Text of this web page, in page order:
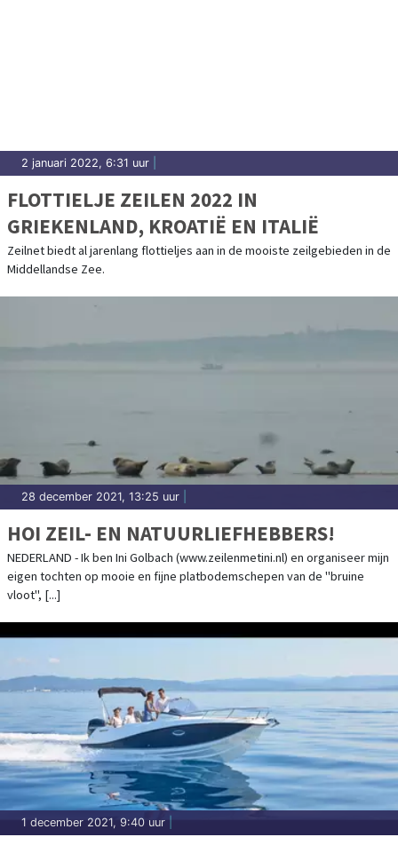
2 januari 2022, 6:31 uur
FLOTTIELJE ZEILEN 2022 IN
GRIEKENLAND, KROATIË EN ITALIË
Zeilnet biedt al jarenlang flottieljes aan in de mooiste zeilgebieden in de
Middellandse Zee.
28 december 2021, 13:25 uur
HOI ZEIL- EN NATUURLIEFHEBBERS!
NEDERLAND - Ik ben Ini Golbach (www.zeilenmetini.nl) en organiseer mijn
eigen tochten op mooie en fijne platbodemschepen van de "bruine
vloot", [...]
1 december 2021, 9:40 uur